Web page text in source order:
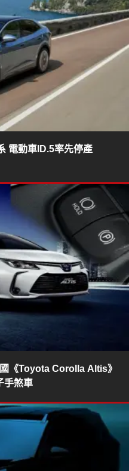
電動車ID.5率先停產
《Toyota Corolla Altis》
手煞車